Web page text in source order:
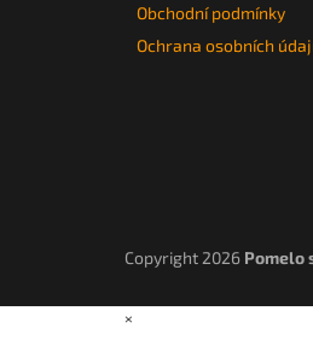
Obchodní podmínky
Ochrana osobních
Copyright 2026 Pomelo
×